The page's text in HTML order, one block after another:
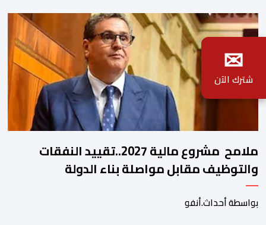
ملامح مشروع مالية 2027..تقييد النفقات
والتوظيف مقابل مواصلة بناء الدولة
الاجتماعية والاستثمار
بواسطة أحداث.أنفو
✉
شترك الآن